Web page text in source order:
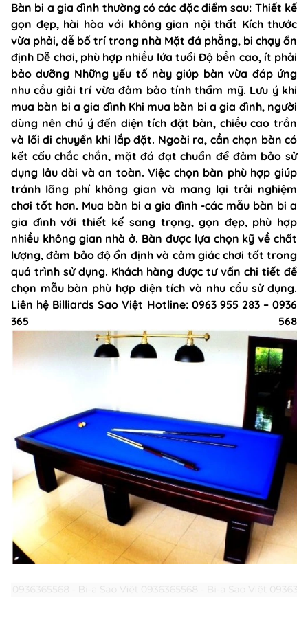
Bàn bi a gia đình thường có các đặc điểm sau: Thiết kế
gọn đẹp, hài hòa với không gian nội thất Kích thước
vừa phải, dễ bố trí trong nhà Mặt đá phẳng, bi chạy ổn
định Dễ chơi, phù hợp nhiều lứa tuổi Độ bền cao, ít phải
bảo dưỡng Những yếu tố này giúp bàn vừa đáp ứng
nhu cầu giải trí vừa đảm bảo tính thẩm mỹ. Lưu ý khi
mua bàn bi a gia đình Khi mua bàn bi a gia đình, người
dùng nên chú ý đến diện tích đặt bàn, chiều cao trần
và lối di chuyển khi lắp đặt. Ngoài ra, cần chọn bàn có
kết cấu chắc chắn, mặt đá đạt chuẩn để đảm bảo sử
dụng lâu dài và an toàn. Việc chọn bàn phù hợp giúp
tránh lãng phí không gian và mang lại trải nghiệm
chơi tốt hơn. Mua bàn bi a gia đình -các mẫu bàn bi a
gia đình với thiết kế sang trọng, gọn đẹp, phù hợp
nhiều không gian nhà ở. Bàn được lựa chọn kỹ về chất
lượng, đảm bảo độ ổn định và cảm giác chơi tốt trong
quá trình sử dụng. Khách hàng được tư vấn chi tiết để
chọn mẫu bàn phù hợp diện tích và nhu cầu sử dụng.
Liên hệ Billiards Sao Việt Hotline: 0963 955 283 – 0936
365 568